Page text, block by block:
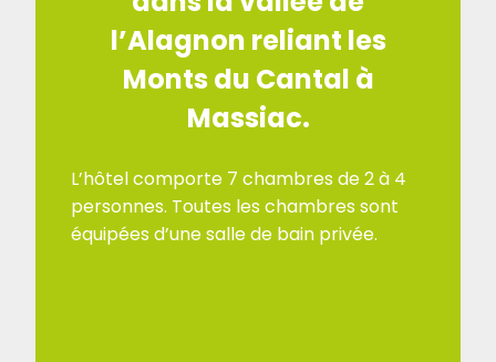
l’Alagnon reliant les
Monts du Cantal à
Massiac.
L’hôtel comporte 7 chambres de 2 à 4
personnes. Toutes les chambres sont
équipées d’une salle de bain privée.